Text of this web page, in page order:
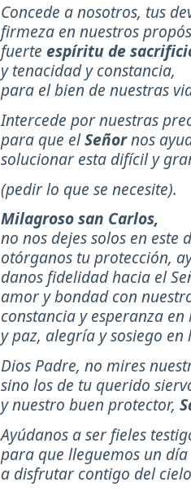
Concede a nosotros, tus
firmeza en nuestros
fuerte espíritu de
y tenacidad y constancia,
para el bien de nuestras
Intercede por nuestras
para que elSeñornos
solucionar esta difícil y
(pedir lo que se necesite).
Milagroso san Carlos,
no nos dejes solos en este
otórganos tu protección,
danos fidelidad hacia el
amor y bondad con
constancia y esperanza en
y paz, alegría y sosiego en
Dios Padre, no mires
sino los de tu querido
y nuestro buen protector,
Ayúdanos a ser fieles
para que lleguemos un día
a disfrutar contigo del